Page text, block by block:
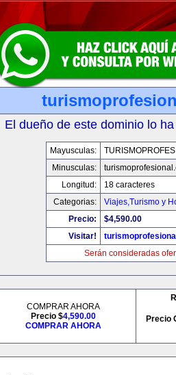
El dueño de este dominio lo
Mayusculas:
Minusculas:
Longitud:
18 caracteres
Categorias:
Viajes,Turismo y
Precio:
$4,590.00
Visitar!
Serán consideradas
COMPRAR AHORA
Precio $4,590.00
COMPRAR AHORA
Precio